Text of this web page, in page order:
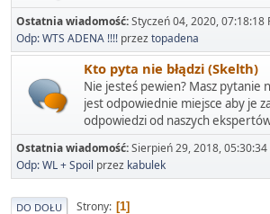
Ostatnia wiadomość:Styczeń 04, 2020, 07:18:18
Odp: WTS ADENA !!!! przeztopadena
Kto pyta nie błądzi (Skelth)
Nie jesteś pewien? Masz pytanie
jest odpowiednie miejsce aby je
odpowiedzi od naszych
Ostatnia wiadomość:Sierpień 29, 2018, 05:30:34
Odp: WL + Spoil przez kabulek
DO DOŁU Strony 1